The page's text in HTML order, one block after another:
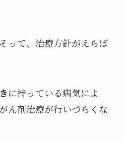
って、治療方針がえらば
に持っている病気によ
ん剤治療が行いづらくな